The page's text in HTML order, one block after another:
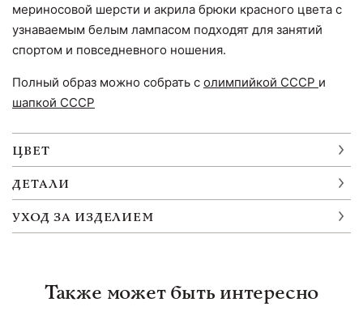
мериносовой шерсти и акрила брюки красного цвета с
узнаваемым белым лампасом подходят для занятий
спортом и повседневного ношения.
Полный образ можно собрать с олимпийкой СССР и
шапкой СССР
ЦВЕТ
ДЕТАЛИ
УХОД ЗА ИЗДЕЛИЕМ
Также может быть интересно